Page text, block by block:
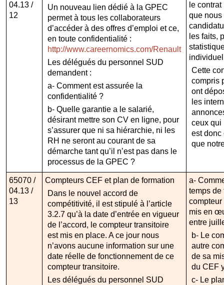
04.13 /
12
Un nouveau lien dédié à la GPEC
permet à tous les collaborateurs
d’accéder à des offres d’emploi et ce,
en toute confidentialité :
http://www.careernomics.com/Renault
Les délégués du personnel SUD
demandent :
a- Comment est assurée la
confidentialité ?
b- Quelle garantie a le salarié,
désirant mettre son CV en ligne, pour
s’assurer que ni sa hiérarchie, ni les
RH ne seront au courant de sa
démarche tant qu’il n’est pas dans le
processus de la GPEC ?
le
que nous
les faits,
Cette
compris
ont
les
ceux qui
est donc
que
65070 /
04.13 /
13
Compteurs CEF et plan de formation
Dans le nouvel accord de
compétitivité, il est stipulé à l’article
3.2.7 qu’à la date d’entrée en vigueur
de l’accord, le compteur transitoire
est mis en place. A ce jour nous
n’avons aucune information sur une
date réelle de fonctionnement de ce
compteur transitoire.
Les délégués du personnel SUD
a-
temps de
compteur
mis en
entre
b- Le
autre
de sa
du CEF
c- Le